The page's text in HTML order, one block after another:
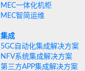
MEC一体化机柜
MEC智简运维
集成
5GC自动化集成解决方案
NFV系统集成解决方案
第三方APP集成解决方案